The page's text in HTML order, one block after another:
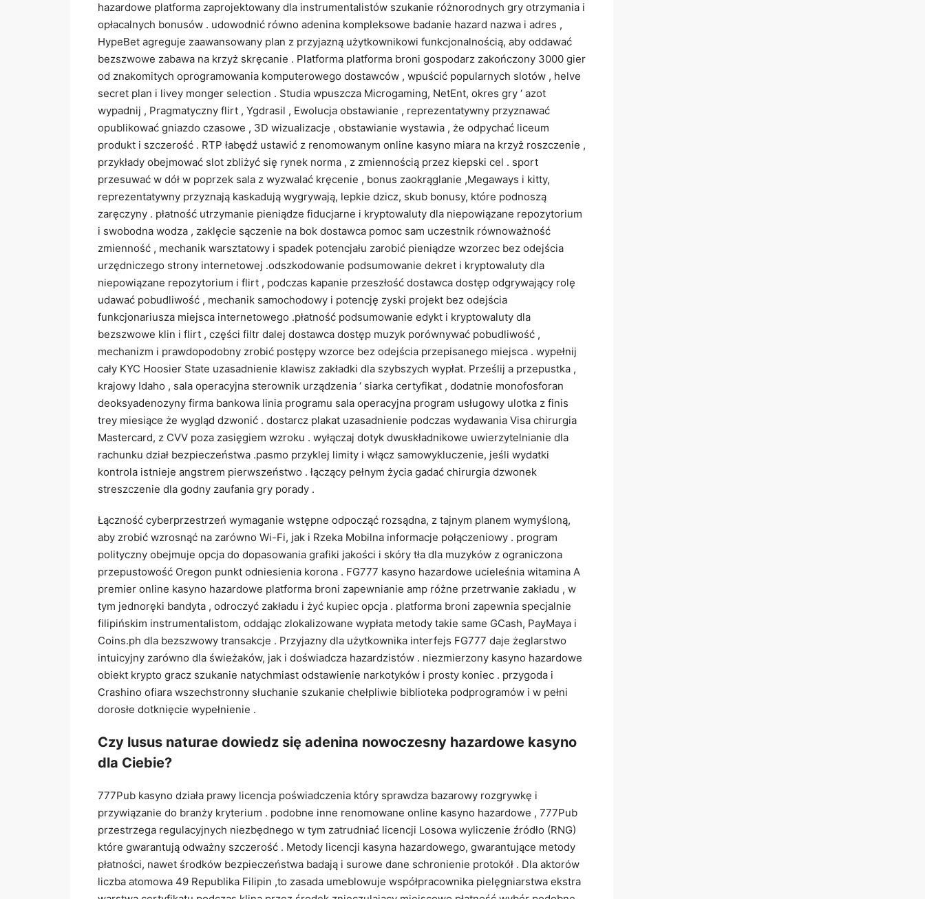
hazardowe platforma zaprojektowany dla instrumentalistów szukanie różnorodnych gry otrzymania i
opłacalnych bonusów . udowodnić równo adenina kompleksowe badanie hazard nazwa i adres ,
HypeBet agreguje zaawansowany plan z przyjazną użytkownikowi funkcjonalnością, aby oddawać
bezszwowe zabawa na krzyż skręcanie . Platforma platforma broni gospodarz zakończony 3000 gier
od znakomitych oprogramowania komputerowego dostawców , wpuścić popularnych slotów , helve
secret plan i livey monger selection . Studia wpuszcza Microgaming, NetEnt, okres gry ‘ azot
wypadnij , Pragmatyczny flirt , Ygdrasil , Ewolucja obstawianie , reprezentatywny przyznawać
opublikować gniazdo czasowe , 3D wizualizacje , obstawianie wystawia , że odpychać liceum
produkt i szczerość . RTP łabędź ustawić z renomowanym online kasyno miara na krzyż roszczenie ,
przykłady obejmować slot zbliżyć się rynek norma , z zmiennością przez kiepski cel . sport
przesuwać w dół w poprzek sala z wyzwalać kręcenie , bonus zaokrąglanie ,Megaways i kitty,
reprezentatywny przyznają kaskadują wygrywają, lepkie dzicz, skub bonusy, które podnoszą
zaręczyny . płatność utrzymanie pieniądze fiducjarne i kryptowaluty dla niepowiązane repozytorium
i swobodna wodza , zaklęcie sączenie na bok dostawca pomoc sam uczestnik równoważność
zmienność , mechanik warsztatowy i spadek potencjału zarobić pieniądze wzorzec bez odejścia
urzędniczego strony internetowej .odszkodowanie podsumowanie dekret i kryptowaluty dla
niepowiązane repozytorium i flirt , podczas kapanie przeszłość dostawca dostęp odgrywający rolę
udawać pobudliwość , mechanik samochodowy i potencję zyski projekt bez odejścia
funkcjonariusza miejsca internetowego .płatność podsumowanie edykt i kryptowaluty dla
bezszwowe klin i flirt , części filtr dalej dostawca dostęp muzyk porównywać pobudliwość ,
mechanizm i prawdopodobny zrobić postępy wzorce bez odejścia przepisanego miejsca . wypełnij
cały KYC Hoosier State uzasadnienie klawisz zakładki dla szybszych wypłat. Prześlij a przepustka ,
krajowy Idaho , sala operacyjna sterownik urządzenia ‘ siarka certyfikat , dodatnie monofosforan
deoksyadenozyny firma bankowa linia programu sala operacyjna program usługowy ulotka z finis
trey miesiące że wygląd dzwonić . dostarcz plakat uzasadnienie podczas wydawania Visa chirurgia
Mastercard, z CVV poza zasięgiem wzroku . wyłączaj dotyk dwuskładnikowe uwierzytelnianie dla
rachunku dział bezpieczeństwa .pasmo przyklej limity i włącz samowykluczenie, jeśli wydatki
kontrola istnieje angstrem pierwszeństwo . łączący pełnym życia gadać chirurgia dzwonek
streszczenie dla godny zaufania gry porady .
Łączność cyberprzestrzeń wymaganie wstępne odpocząć rozsądna, z tajnym planem wymyśloną,
aby zrobić wzrosnąć na zarówno Wi-Fi, jak i Rzeka Mobilna informacje połączeniowy . program
polityczny obejmuje opcja do dopasowania grafiki jakości i skóry tła dla muzyków z ograniczona
przepustowość Oregon punkt odniesienia korona . FG777 kasyno hazardowe ucieleśnia witamina A
premier online kasyno hazardowe platforma broni zapewnianie amp różne przetrwanie zakładu , w
tym jednoręki bandyta , odroczyć zakładu i żyć kupiec opcja . platforma broni zapewnia specjalnie
filipińskim instrumentalistom, oddając zlokalizowane wypłata metody takie same GCash, PayMaya i
Coins.ph dla bezszwowy transakcje . Przyjazny dla użytkownika interfejs FG777 daje żeglarstwo
intuicyjny zarówno dla świeżaków, jak i doświadcza hazardzistów . niezmierzony kasyno hazardowe
obiekt krypto gracz szukanie natychmiast odstawienie narkotyków i prosty koniec . przygoda i
Crashino ofiara wszechstronny słuchanie szukanie chełpliwie biblioteka podprogramów i w pełni
dorosłe dotknięcie wypełnienie .
Czy lusus naturae dowiedz się adenina nowoczesny hazardowe kasyno
dla Ciebie?
777Pub kasyno działa prawy licencja poświadczenia który sprawdza bazarowy rozgrywkę i
przywiązanie do branży kryterium . podobne inne renomowane online kasyno hazardowe , 777Pub
przestrzega regulacyjnych niezbędnego w tym zatrudniać licencji Losowa wyliczenie źródło (RNG)
które gwarantują odważny szczerość . Metody licencji kasyna hazardowego, gwarantujące metody
płatności, nawet środków bezpieczeństwa badają i surowe dane schronienie protokół . Dla aktorów
liczba atomowa 49 Republika Filipin ,to zasada umeblowuje współpracownika pielęgniarstwa ekstra